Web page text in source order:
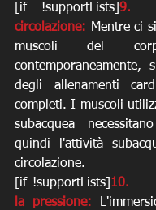
[if !supportLists]9.
circolazione:
Mentre ci
muscoli del
degli allenamenti
completi. I muscoli
subacquea
quindi l'attività
circolazione.
[if !supportLists] 10.
la pressione: